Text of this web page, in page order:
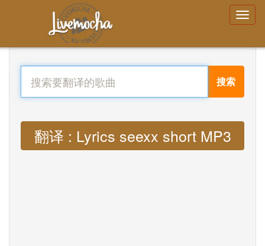
搜索
翻译 : Lyrics seexx short MP3